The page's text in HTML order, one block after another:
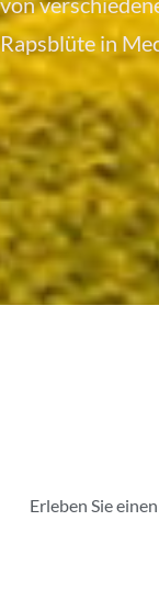
Rapsblüte in
Erleben Sie